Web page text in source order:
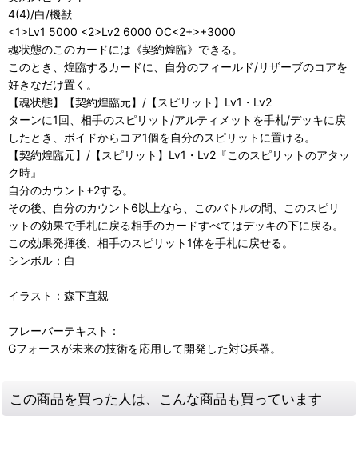
4(4)/白/機獣
<1>Lv1 5000 <2>Lv2 6000 OC<2+>+3000
魂状態のこのカードには《契約煌臨》できる。
このとき、煌臨するカードに、自分のフィールド/リザーブのコアを
好きなだけ置く。
【魂状態】【契約煌臨元】/【スピリット】Lv1・Lv2
ターンに1回、相手のスピリット/アルティメットを手札/デッキに戻
したとき、ボイドからコア1個を自分のスピリットに置ける。
【契約煌臨元】/【スピリット】Lv1・Lv2『このスピリットのアタッ
ク時』
自分のカウント+2する。
その後、自分のカウント6以上なら、このバトルの間、このスピリ
ットの効果で手札に戻る相手のカードすべてはデッキの下に戻る。
この効果発揮後、相手のスピリット1体を手札に戻せる。
シンボル：白
イラスト：森下直親
フレーバーテキスト：
Gフォースが未来の技術を応用して開発した対G兵器。
この商品を買った人は、こんな商品も買っています